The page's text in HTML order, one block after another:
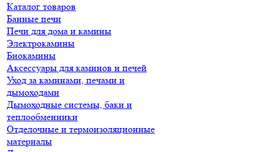
Каталог товаров
Банные печи
Печи для дома и камины
Электрокамины
Биокамины
Аксессуары для каминов и печей
Уход за каминами, печами и
дымоходами
Дымоходные системы, баки и
теплообменники
Отделочные и термоизоляционные
материалы